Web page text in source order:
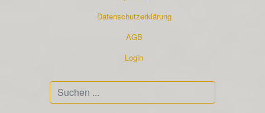
Datenschutzerklärung
AGB
Login